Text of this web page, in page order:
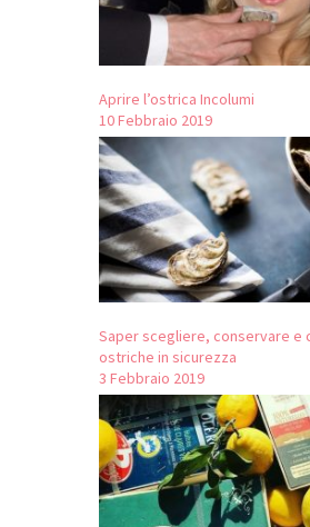
Aprire l’ostrica Incolumi
10 Febbraio 2019
Saper scegliere, conservare e
ostriche in sicurezza
3 Febbraio 2019